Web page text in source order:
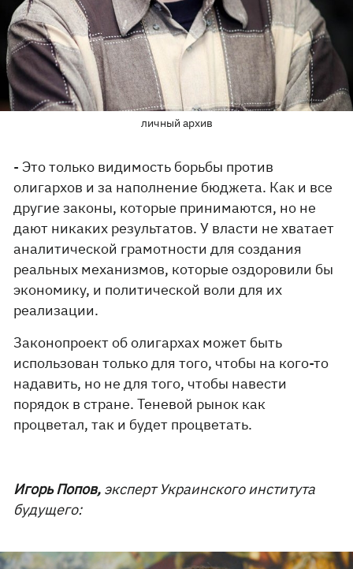
личный архив
- Это только видимость борьбы против
олигархов и за наполнение бюджета. Как и все
другие законы, которые принимаются, но не
дают никаких результатов. У власти не хватает
аналитической грамотности для создания
реальных механизмов, которые оздоровили бы
экономику, и политической воли для их
реализации.
Законопроект об олигархах может быть
использован только для того, чтобы на кого-то
надавить, но не для того, чтобы навести
порядок в стране. Теневой рынок как
процветал, так и будет процветать.
Игорь Попов, эксперт Украинского института
будущего: